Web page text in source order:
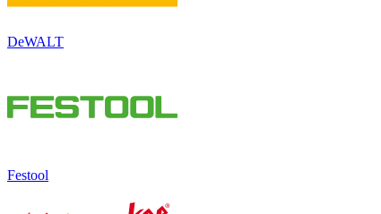
DeWALT
Festool